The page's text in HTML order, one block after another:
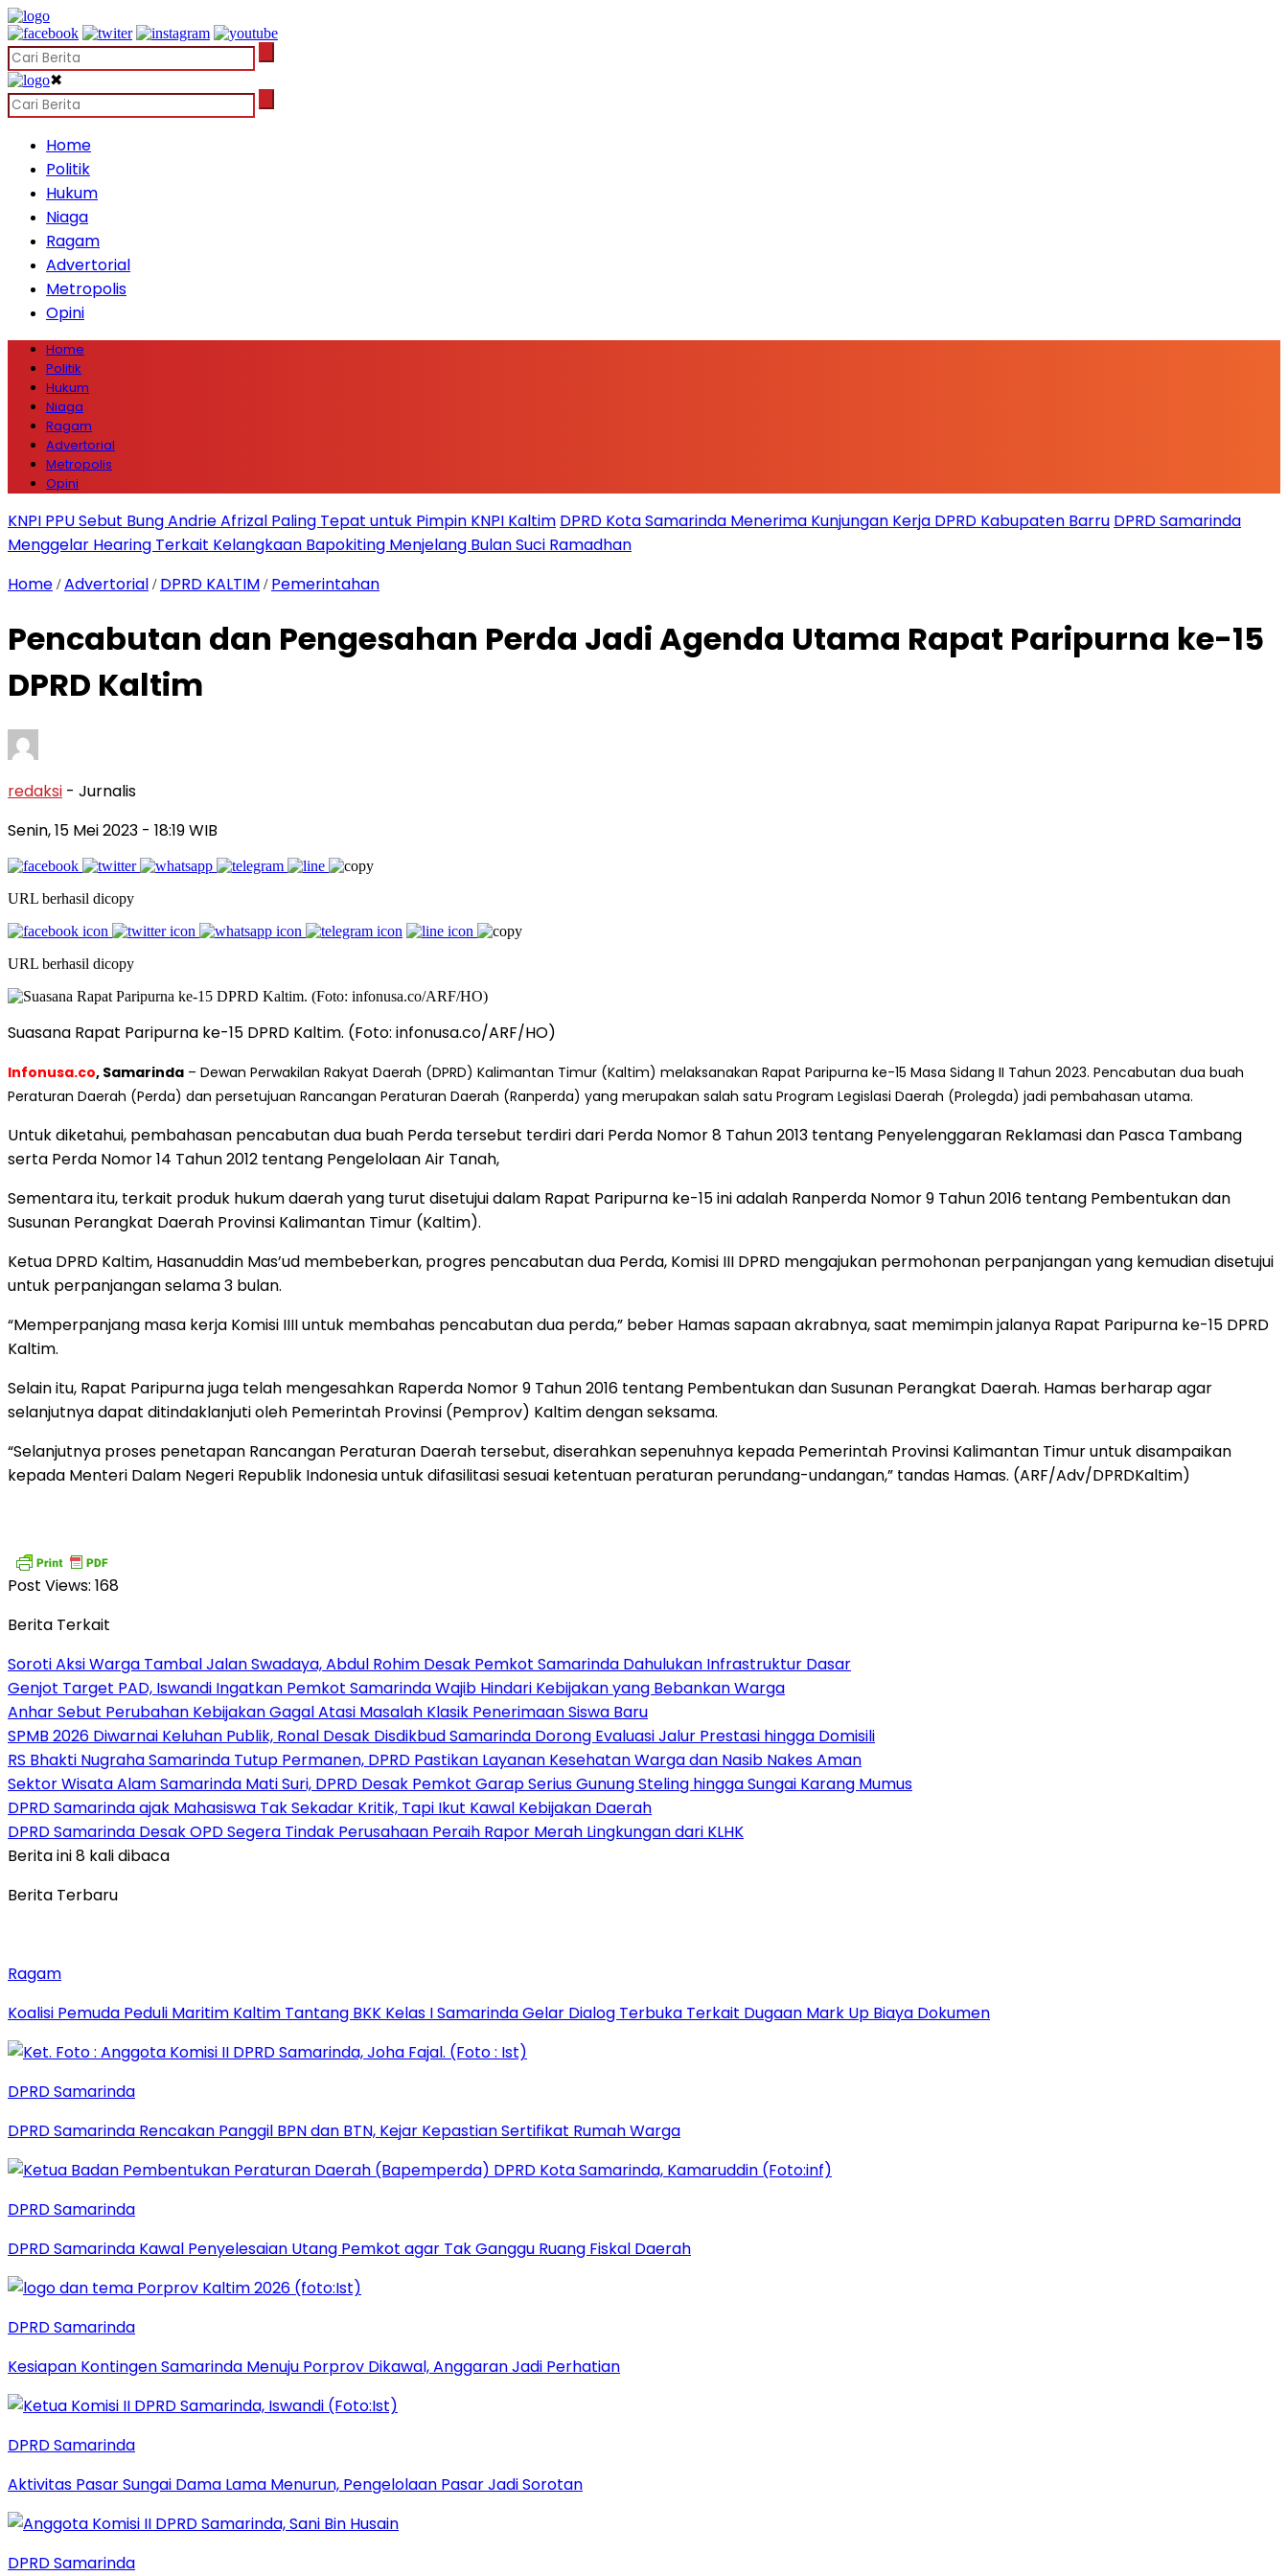
✖
Home
Politik
Hukum
Niaga
Ragam
Advertorial
Metropolis
Opini
Home
Politik
Hukum
Niaga
Ragam
Advertorial
Metropolis
Opini
KNPI PPU Sebut Bung Andrie Afrizal Paling Tepat untuk Pimpin KNPI Kaltim DPRD Kota Samarinda Menerima Kunjungan Kerja DPRD Kabupaten Barru DPRD Samarinda
Menggelar Hearing Terkait Kelangkaan Bapokiting Menjelang Bulan Suci Ramadhan
Home /Advertorial / DPRD KALTIM / Pemerintahan
Pencabutan dan Pengesahan Perda Jadi Agenda Utama Rapat Paripurna ke-15
DPRD Kaltim
redaksi - Jurnalis
Senin, 15 Mei 2023 - 18:19 WIB
URL berhasil dicopy
URL berhasil dicopy
Suasana Rapat Paripurna ke-15 DPRD Kaltim. (Foto: infonusa.co/ARF/HO)
Infonusa.co, Samarinda – Dewan Perwakilan Rakyat Daerah (DPRD) Kalimantan Timur (Kaltim) melaksanakan Rapat Paripurna ke-15 Masa Sidang II Tahun 2023. Pencabutan dua buah
Peraturan Daerah (Perda) dan persetujuan Rancangan Peraturan Daerah (Ranperda) yang merupakan salah satu Program Legislasi Daerah (Prolegda) jadi pembahasan utama.
Untuk diketahui, pembahasan pencabutan dua buah Perda tersebut terdiri dari Perda Nomor 8 Tahun 2013 tentang Penyelenggaran Reklamasi dan Pasca Tambang
serta Perda Nomor 14 Tahun 2012 tentang Pengelolaan Air Tanah,
Sementara itu, terkait produk hukum daerah yang turut disetujui dalam Rapat Paripurna ke-15 ini adalah Ranperda Nomor 9 Tahun 2016 tentang Pembentukan dan
Susunan Perangkat Daerah Provinsi Kalimantan Timur (Kaltim).
Ketua DPRD Kaltim, Hasanuddin Mas’ud membeberkan, progres pencabutan dua Perda, Komisi III DPRD mengajukan permohonan perpanjangan yang kemudian disetujui
untuk perpanjangan selama 3 bulan.
“Memperpanjang masa kerja Komisi IIII untuk membahas pencabutan dua perda,” beber Hamas sapaan akrabnya, saat memimpin jalanya Rapat Paripurna ke-15 DPRD
Kaltim.
Selain itu, Rapat Paripurna juga telah mengesahkan Raperda Nomor 9 Tahun 2016 tentang Pembentukan dan Susunan Perangkat Daerah. Hamas berharap agar
selanjutnya dapat ditindaklanjuti oleh Pemerintah Provinsi (Pemprov) Kaltim dengan seksama.
“Selanjutnya proses penetapan Rancangan Peraturan Daerah tersebut, diserahkan sepenuhnya kepada Pemerintah Provinsi Kalimantan Timur untuk disampaikan
kepada Menteri Dalam Negeri Republik Indonesia untuk difasilitasi sesuai ketentuan peraturan perundang-undangan,” tandas Hamas. (ARF/Adv/DPRDKaltim)
Post Views: 168
Berita Terkait
Soroti Aksi Warga Tambal Jalan Swadaya, Abdul Rohim Desak Pemkot Samarinda Dahulukan Infrastruktur Dasar
Genjot Target PAD, Iswandi Ingatkan Pemkot Samarinda Wajib Hindari Kebijakan yang Bebankan Warga
Anhar Sebut Perubahan Kebijakan Gagal Atasi Masalah Klasik Penerimaan Siswa Baru
SPMB 2026 Diwarnai Keluhan Publik, Ronal Desak Disdikbud Samarinda Dorong Evaluasi Jalur Prestasi hingga Domisili
RS Bhakti Nugraha Samarinda Tutup Permanen, DPRD Pastikan Layanan Kesehatan Warga dan Nasib Nakes Aman
Sektor Wisata Alam Samarinda Mati Suri, DPRD Desak Pemkot Garap Serius Gunung Steling hingga Sungai Karang Mumus
DPRD Samarinda ajak Mahasiswa Tak Sekadar Kritik, Tapi Ikut Kawal Kebijakan Daerah
DPRD Samarinda Desak OPD Segera Tindak Perusahaan Peraih Rapor Merah Lingkungan dari KLHK
Berita ini 8 kali dibaca
Berita Terbaru
Ragam
Koalisi Pemuda Peduli Maritim Kaltim Tantang BKK Kelas I Samarinda Gelar Dialog Terbuka Terkait Dugaan Mark Up Biaya Dokumen
DPRD Samarinda
DPRD Samarinda Rencakan Panggil BPN dan BTN, Kejar Kepastian Sertifikat Rumah Warga
DPRD Samarinda
DPRD Samarinda Kawal Penyelesaian Utang Pemkot agar Tak Ganggu Ruang Fiskal Daerah
DPRD Samarinda
Kesiapan Kontingen Samarinda Menuju Porprov Dikawal, Anggaran Jadi Perhatian
DPRD Samarinda
Aktivitas Pasar Sungai Dama Lama Menurun, Pengelolaan Pasar Jadi Sorotan
DPRD Samarinda